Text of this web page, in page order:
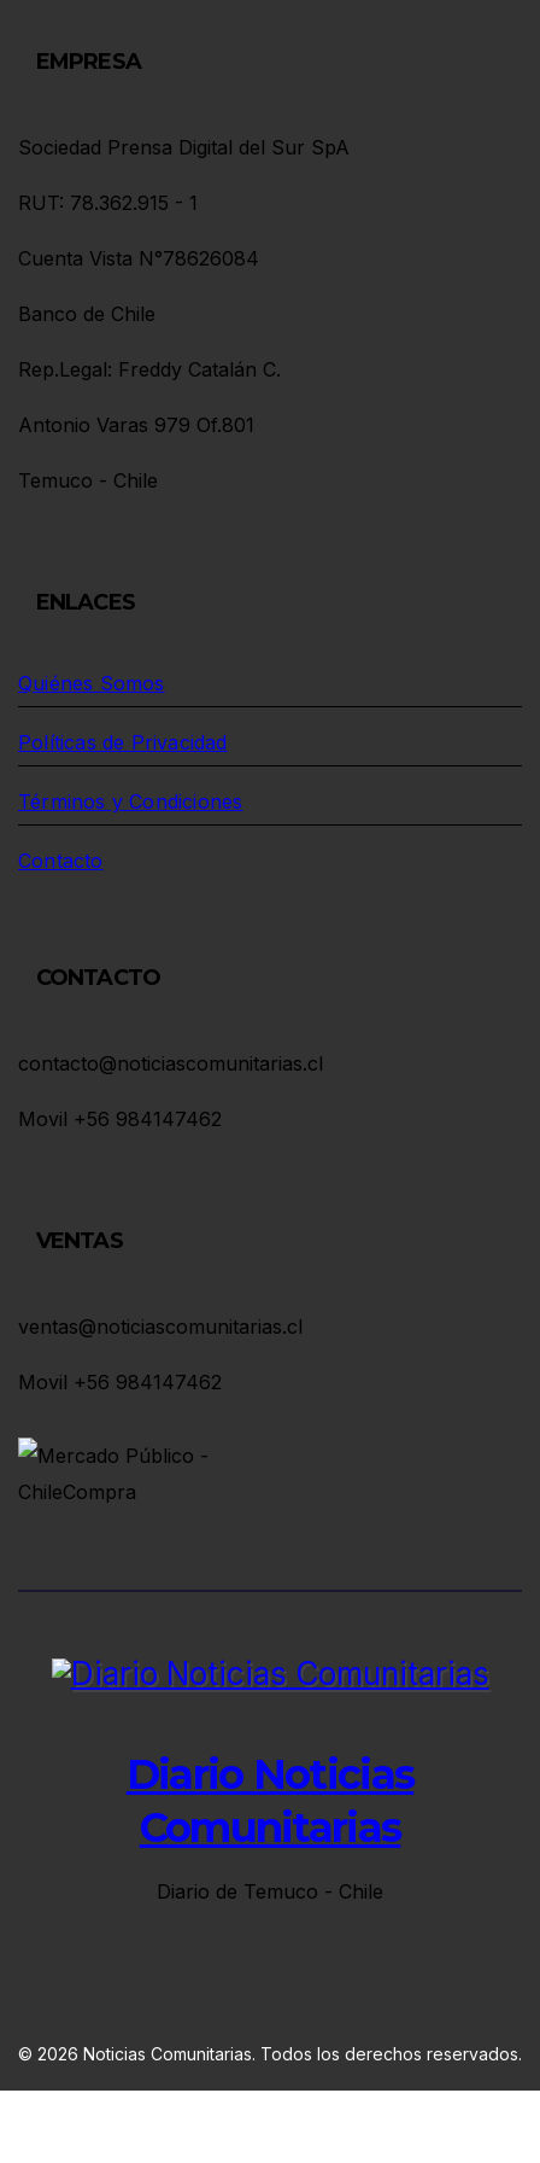
EMPRESA
Sociedad Prensa Digital del Sur SpA
RUT: 78.362.915 - 1
Cuenta Vista N°78626084
Banco de Chile
Rep.Legal: Freddy Catalán C.
Antonio Varas 979 Of.801
Temuco - Chile
ENLACES
Quiénes Somos
Políticas de Privacidad
Términos y Condiciones
Contacto
CONTACTO
contacto@noticiascomunitarias.cl
Movil +56 984147462
VENTAS
ventas@noticiascomunitarias.cl
Movil +56 984147462
Diario Noticias
Comunitarias
Diario de Temuco - Chile